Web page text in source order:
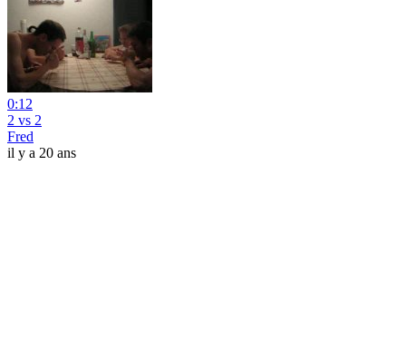
0:12
2 vs 2
Fred
il y a 20 ans